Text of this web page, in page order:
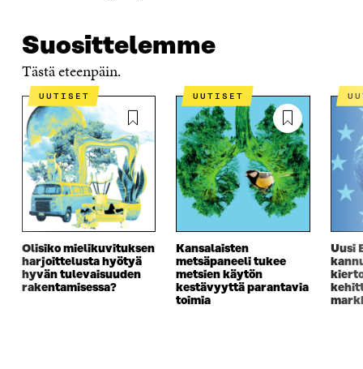
Suosittelemme
Tästä eteenpäin.
UUTISET
Olisiko mielikuvituksen
harjoittelusta hyötyä
hyvän tulevaisuuden
rakentamisessa?
UUTISET
Kansalaisten
metsäpaneeli tukee
metsien käytön
kestävyyttä parantavia
toimia
Uusi